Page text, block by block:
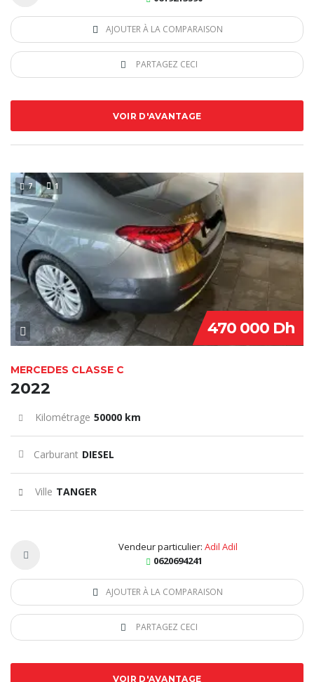
AJOUTER À LA COMPARAISON
PARTAGEZ CECI
VOIR D'AVANTAGE
7 1
470 000 Dh
MERCEDES CLASSE C
2022
Kilométrage 50000 km
Carburant DIESEL
Ville TANGER
Vendeur particulier: Adil Adil
0620694241
AJOUTER À LA COMPARAISON
PARTAGEZ CECI
VOIR D'AVANTAGE